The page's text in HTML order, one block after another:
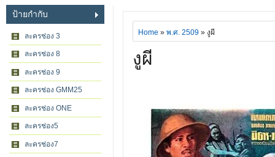
ป้ายกำกับ
ละครช่อง 3
ละครช่อง 8
ละครช่อง 9
ละครช่อง GMM25
ละครช่อง ONE
ละครช่อง5
ละครช่อง7
Home » พ.ศ. 2509 » งูผี
งูผี